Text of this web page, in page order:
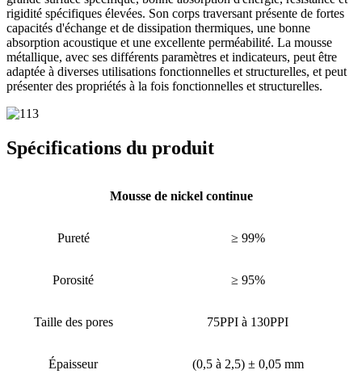
rigidité spécifiques élevées. Son corps traversant présente de fortes
capacités d'échange et de dissipation thermiques, une bonne
absorption acoustique et une excellente perméabilité. La mousse
métallique, avec ses différents paramètres et indicateurs, peut être
adaptée à diverses utilisations fonctionnelles et structurelles, et peut
présenter des propriétés à la fois fonctionnelles et structurelles.
Spécifications du produit
Mousse de nickel continue
Pureté ≥ 99%
Porosité ≥ 95%
Taille des pores 75PPI à 130PPI
Épaisseur (0,5 à 2,5) ± 0,05 mm